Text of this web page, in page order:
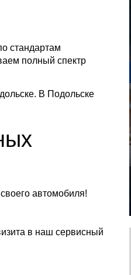
стандартам
полный спектр
В Подольске
автомобиля!
в наш сервисный